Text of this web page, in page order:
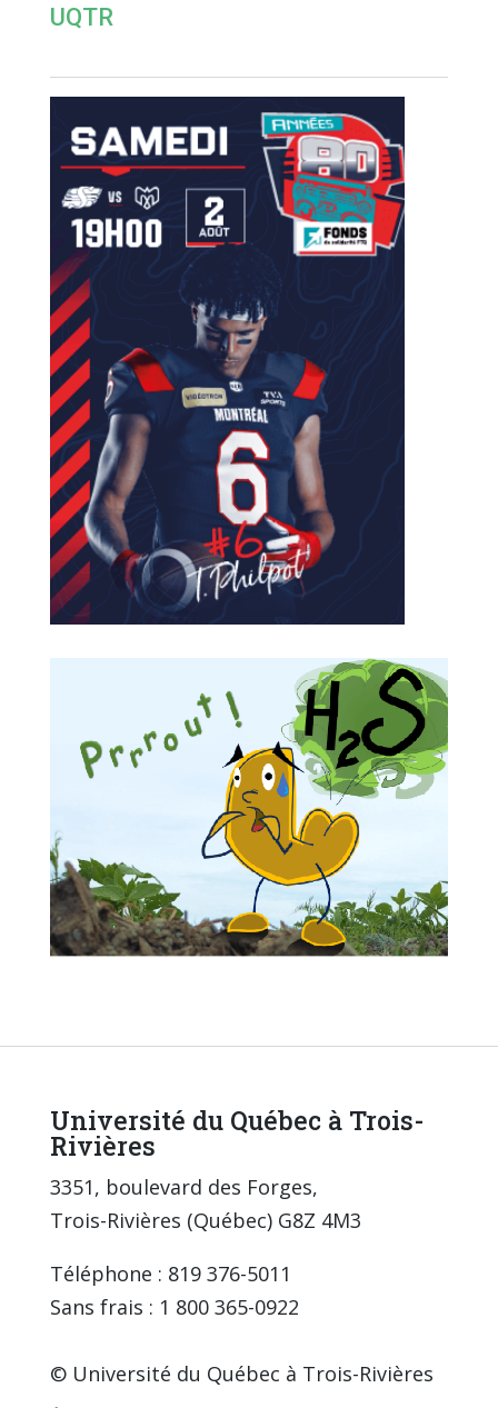
UQTR
Université du Québec à Trois-
Rivières
3351, boulevard des Forges,
Trois-Rivières (Québec) G8Z 4M3
Téléphone : 819 376-5011
Sans frais : 1 800 365-0922
© Université du Québec à Trois-Rivières